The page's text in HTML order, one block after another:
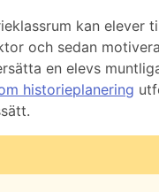
kan elever
och sedan
en elevs
historieplanering